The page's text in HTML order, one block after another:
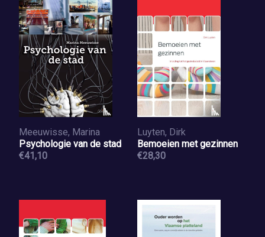
Meeuwisse, Marina
Psychologie van de stad
€41,10
Luyten, Dirk
Bemoeien met gezinnen
€28,30